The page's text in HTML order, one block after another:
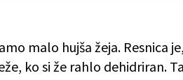
malo hujša žeja. Resnica
ko si že rahlo dehidriran.